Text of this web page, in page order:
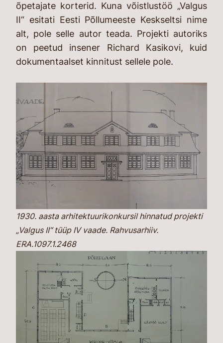
õpetajate korterid. Kuna võistlustöö „Valgus
II“ esitati Eesti Põllumeeste Keskseltsi nime
alt, pole selle autor teada. Projekti autoriks
on peetud insener Richard Kasikovi, kuid
dokumentaalset kinnitust sellele pole.
1930. aasta arhitektuurikonkursil hinnatud projekti
„Valgus II“ tüüp IV vaade. Rahvusarhiiv.
ERA.1097.1.2468